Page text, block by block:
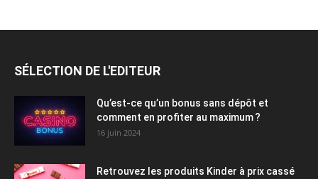
SÉLECTION DE L'EDITEUR
Qu’est-ce qu’un bonus sans dépôt et
comment en profiter au maximum ?
16 juin 2024
Retrouvez les produits Kinder à prix cassé